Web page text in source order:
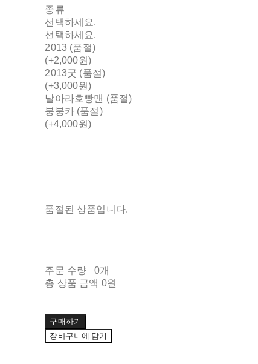
종류
선택하세요.
선택하세요.
2013 (품절)
(+2,000원)
2013굿 (품절)
(+3,000원)
날아라호빵맨 (품절)
붕붕카 (품절)
(+4,000원)
품절된 상품입니다.
주문 수량
0개
총 상품 금액 0원
구매하기
장바구니에 담기